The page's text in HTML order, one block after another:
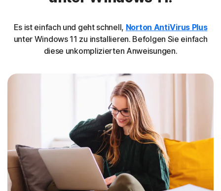
Es ist einfach und geht schnell, Norton AntiVirus Plus
unter Windows 11 zu installieren. Befolgen Sie einfach
diese unkomplizierten Anweisungen.